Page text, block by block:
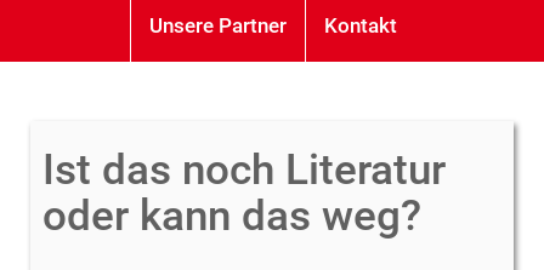
Unsere Partner Kontakt
Ist das noch Literatur
oder kann das weg?